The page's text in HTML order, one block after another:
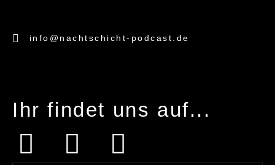
info@nachtschicht-podcast.de
Ihr findet uns auf...